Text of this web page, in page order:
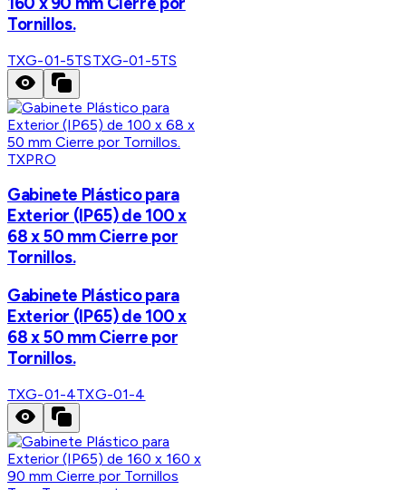
Tornillos.
TXG-01-5TSTXG-01-5TS
TXPRO
Gabinete Plástico para
Exterior (IP65) de 100 x
68 x 50 mm Cierre por
Tornillos.
Gabinete Plástico para
Exterior (IP65) de 100 x
68 x 50 mm Cierre por
Tornillos.
TXG-01-4TXG-01-4